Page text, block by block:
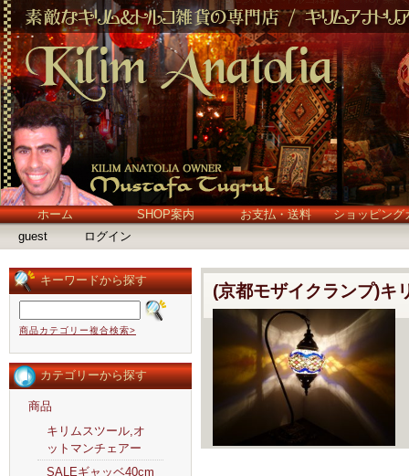
ホーム SHOP案内 お支払・送料
ショッピング
guest
ログイン
キーワードから探す
商品カテゴリー複合検索>
カテゴリーから探す
商品
キリムスツール,オ
ットマンチェアー
SALEギャッベ40cm
(京都モザイクランプ)キ